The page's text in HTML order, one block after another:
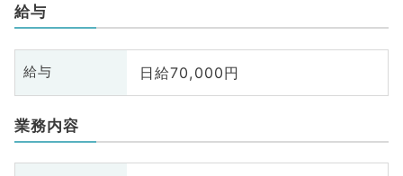
給与
給与 日給70,000円
業務内容